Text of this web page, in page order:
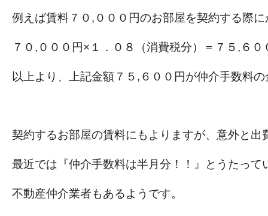
例えば賃料７０,０００円のお部屋を契約する際
７０,０００円×１．０８（消費税分）＝７５,６０
以上より、上記金額７５,６００円が仲介手数料
契約するお部屋の賃料にもよりますが、意外と出
最近では『仲介手数料は半月分！！』とうたって
不動産仲介業者もあるようです。